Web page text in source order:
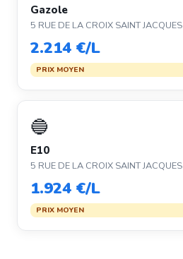
Gazole
5 RUE DE LA CROIX SAINT JACQUES
2.214 €/L
PRIX MOYEN
🔵
E10
5 RUE DE LA CROIX SAINT JACQUES
1.924 €/L
PRIX MOYEN